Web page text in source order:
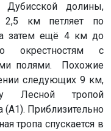
долины,
2,5 км петляет по
затем ещё 4 км до
окрестностям с
полями. Похожие
следующих 9 км,
Лесной тропой
(А1). Приблизительно
тропа спускается в